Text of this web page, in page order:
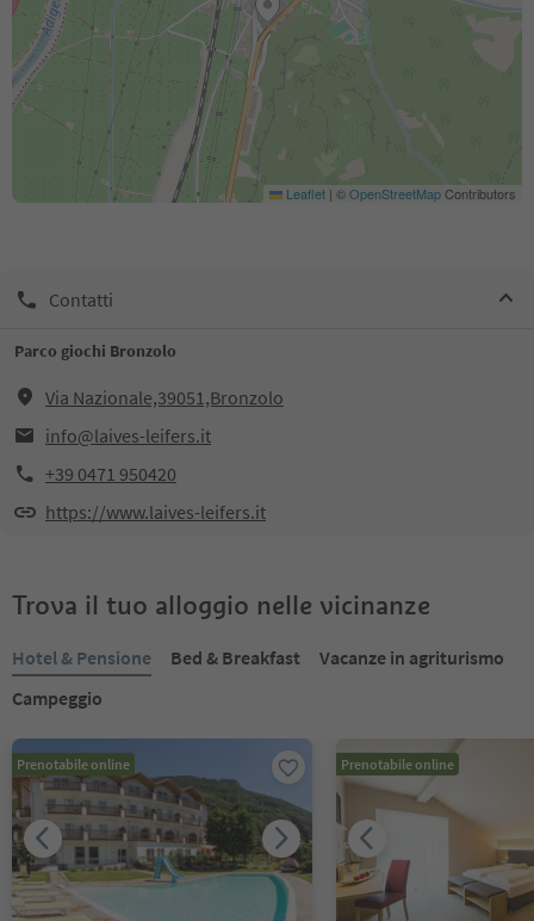
Leaflet | ©OpenStreetMapContributors
Contatti
Parco giochi Bronzolo
Via Nazionale,39051,Bronzolo
info@laives-leifers.it
+39 0471 950420
https://www.laives-leifers.it
Trova il tuo alloggio nelle vicinanze
Hotel & Pensione Bed & Breakfast
Vacanze in agriturismo
Campeggio
Prenotabile online Prenotabile online